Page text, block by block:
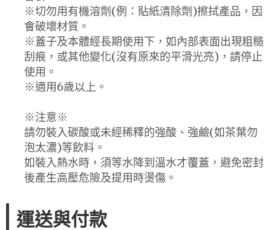
※切勿用有機溶劑(例：貼紙清除劑)擦拭產品，因
會破壞材質。
※蓋子及本體經長期使用下，如內部表面出現粗糙
刮痕，或其他變化(沒有原來的平滑光亮)，請停止
使用。
※適用6歲以上。
※注意※
請勿裝入碳酸或未經稀釋的強酸、強鹼(如茶葉勿
泡太濃)等飲料。
如裝入熱水時，須等水降到溫水才覆蓋，避免密封
後產生高壓危險及提用時燙傷。
運送與付款